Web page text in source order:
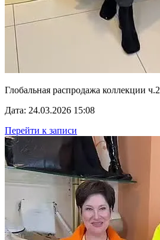
Глобальная распродажа коллекции ч.2
Дата: 24.03.2026 15:08
Перейти к записи